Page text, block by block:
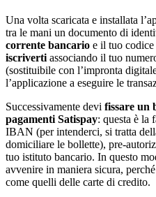
Una volta scaricata e installata
tra le mani un documento di
corrente bancario e il tuo codice
iscriverti associando il tuo
(sostituibile con l’impronta
l’applicazione a eseguire le
Successivamente devi fissare un
pagamenti Satispay: questa è la
IBAN (per intenderci, si tratta
domiciliare le bollette), pre-
tuo istituto bancario. In questo
avvenire in maniera sicura,
come quelli delle carte di credito.